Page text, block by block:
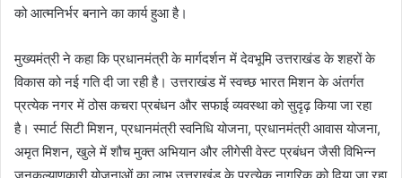
को आत्मनिर्भर बनाने का कार्य हुआ है।
मुख्यमंत्री ने कहा कि प्रधानमंत्री के मार्गदर्शन में देवभूमि उत्तराखंड के शहरों के
विकास को नई गति दी जा रही है। उत्तराखंड में स्वच्छ भारत मिशन के अंतर्गत
प्रत्येक नगर में ठोस कचरा प्रबंधन और सफाई व्यवस्था को सुदृढ़ किया जा रहा
है। स्मार्ट सिटी मिशन, प्रधानमंत्री स्वनिधि योजना, प्रधानमंत्री आवास योजना,
अमृत मिशन, खुले में शौच मुक्त अभियान और लीगेसी वेस्ट प्रबंधन जैसी विभिन्न